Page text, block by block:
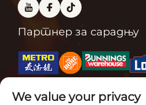
Партнер за сарадњу
Сродне сертификације
We value your privacy